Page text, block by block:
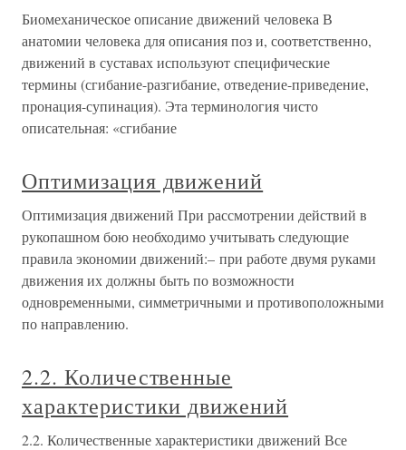
Биомеханическое описание движений человека В
анатомии человека для описания поз и, соответственно,
движений в суставах используют специфические
термины (сгибание-разгибание, отведение-приведение,
пронация-супинация). Эта терминология чисто
описательная: «сгибание
Оптимизация движений
Оптимизация движений При рассмотрении действий в
рукопашном бою необходимо учитывать следующие
правила экономии движений:– при работе двумя руками
движения их должны быть по возможности
одновременными, симметричными и противоположными
по направлению.
2.2. Количественные
характеристики движений
2.2. Количественные характеристики движений Все